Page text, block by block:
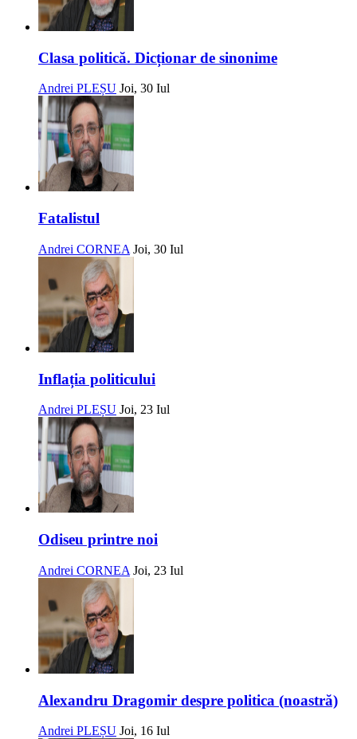
Clasa politică. Dicționar de sinonime
Andrei PLEȘU Joi, 30 Iul
Fatalistul
Andrei CORNEA Joi, 30 Iul
Inflația politicului
Andrei PLEȘU Joi, 23 Iul
Odiseu printre noi
Andrei CORNEA Joi, 23 Iul
Alexandru Dragomir despre politica (noastră)
Andrei PLEȘU Joi, 16 Iul